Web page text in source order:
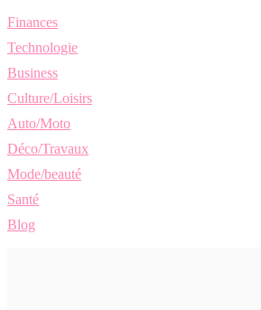
Finances
Technologie
Business
Culture/Loisirs
Auto/Moto
Déco/Travaux
Mode/beauté
Santé
Blog